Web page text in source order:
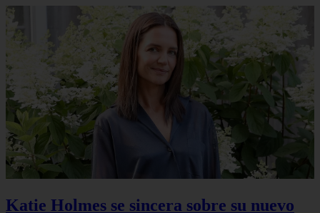
Katie Holmes se sincera sobre su nuevo